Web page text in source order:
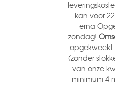
kan voor
erna
zondag!
opgekweekt
(zonder
van onze
minimum 4